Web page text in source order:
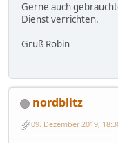
Gerne auch
Dienst verrichten.
Gruß Robin
nordblitz
09. Dezember 2019,